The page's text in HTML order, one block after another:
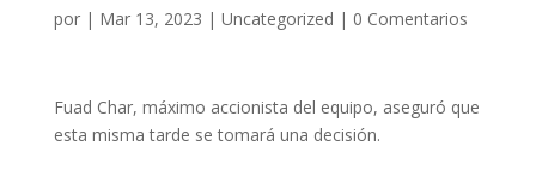
por | Mar 13, 2023 | Uncategorized | 0 Comentarios
Fuad Char, máximo accionista del equipo, aseguró que
esta misma tarde se tomará una decisión.